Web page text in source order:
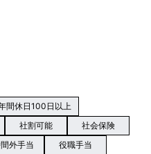
間休日100日以上
社割可能
社会保険
外手当 役職手当